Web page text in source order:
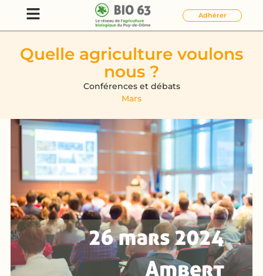
Adhérer
Quelle agriculture voulons
nous ?
Conférences et débats
Mars